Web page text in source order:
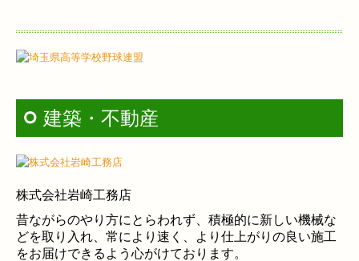
建築・不動産
株式会社岩崎工務店
昔ながらのやり方にとらわれず、積極的に新しい機械な
どを取り入れ、常により速く、より仕上がりの良い施工
をお届けできるよう心がけております。